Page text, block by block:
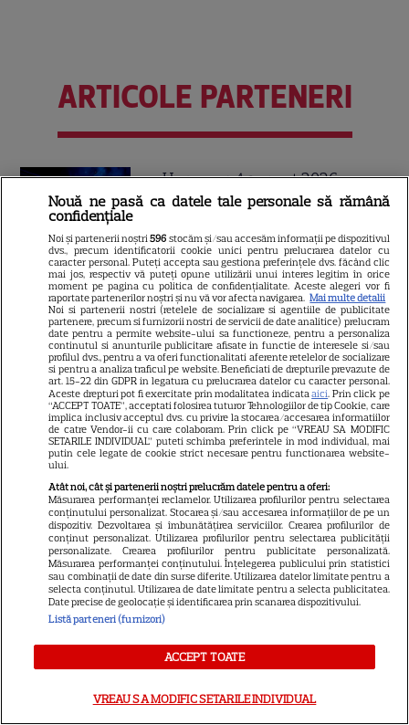
ARTICOLE PARTENERI
Horoscop 4 august 2026.
Capricornilor le este greu să
atât de dinamic, dar ei știu că
nu se poate altfel
Cine poate retrage banii din
contul unei persoane
decedate
să umpli casa de fum
Cum se face cafeaua la presa
franceză – cum funcționează
și care sunt avantajele
Nouă ne pasă ca datele tale personale să rămână
confidențiale
Noi și partenerii noștri596 stocăm și/sau accesăm informații pe dispozitivul
dvs., precum identificatorii cookie unici pentru prelucrarea datelor cu
caracter personal. Puteți accepta sau gestiona preferințele dvs. făcând clic
mai jos, respectiv vă puteți opune utilizării unui interes legitim în orice
moment pe pagina cu politica de confidențialitate. Aceste alegeri vor fi
raportate partenerilor noștri și nu vă vor afecta navigarea. Mai multe detalii
Noi si partenerii nostri (retelele de socializare si agentiile de publicitate
partenere, precum si furnizorii nostri de servicii de date analitice) prelucram
date pentru a permite website-ului sa functioneze, pentru a personaliza
continutul si anunturile publicitare afisate in functie de interesele si/sau
profilul dvs., pentru a va oferi functionalitati aferente retelelor de socializare
si pentru a analiza traficul pe website. Beneficiati de drepturile prevazute de
art. 15-22 din GDPR in legatura cu prelucrarea datelor cu caracter personal.
Aceste drepturi pot fi exercitate prin modalitatea indicataaici. Prin click pe
“ACCEPT TOATE”, acceptati folosirea tuturor Tehnologiilor de tip Cookie, care
implica inclusiv acceptul dvs. cu privire la stocarea/accesarea informatiilor
de catre Vendor-ii cu care colaboram. Prin click pe “VREAU SA MODIFIC
SETARILE INDIVIDUAL” puteti schimba preferintele in mod individual, mai
putin cele legate de cookie strict necesare pentru functionarea website-
ului.
Atât noi, cât și partenerii noștri prelucrăm datele pentru a oferi:
Măsurarea performanței reclamelor. Utilizarea profilurilor pentru selectarea
conținutului personalizat. Stocarea și/sau accesarea informațiilor de pe un
dispozitiv. Dezvoltarea și îmbunătățirea serviciilor. Crearea profilurilor de
conținut personalizat. Utilizarea profilurilor pentru selectarea publicității
personalizate. Crearea profilurilor pentru publicitate personalizată.
Măsurarea performanței conținutului. Înțelegerea publicului prin statistici
sau combinații de date din surse diferite. Utilizarea datelor limitate pentru a
selecta conținutul. Utilizarea de date limitate pentru a selecta publicitatea.
Date precise de geolocație și identificarea prin scanarea dispozitivului.
Listă parteneri (furnizori)
ACCEPT TOATE
VREAU SA MODIFIC SETARILE INDIVIDUAL